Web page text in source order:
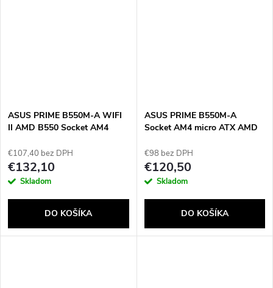
ASUS PRIME B550M-A WIFI
II AMD B550 Socket AM4
€107,40 bez DPH
€132,10
Skladom
DO KOŠÍKA
ASUS PRIME B550M-A
Socket AM4 micro ATX AMD
€98 bez DPH
€120,50
Skladom
DO KOŠÍKA